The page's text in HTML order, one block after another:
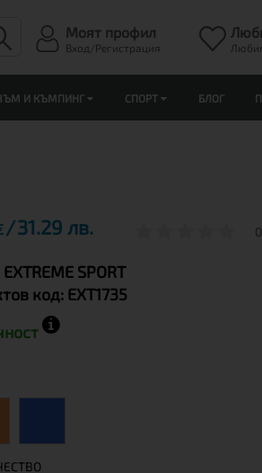
Моят профил
Вход/Регистрация
И КЪМПИНГ СПОРТ БЛОГ
31.29 лв.
EXTREME SPORT
код: EXT1735